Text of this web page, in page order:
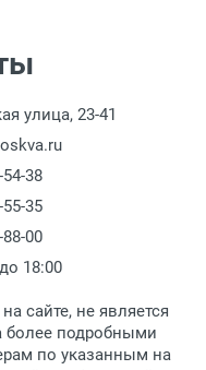
производится
на пункте
расчетный счет.
до 15:00, в
г. Москва,
17, корпус 1,
110-55-35.
в пункт
связывается с
о поступлении
при себе
улица, 23-41
38
35
00
18:00
сайте, не является
подробными
по указанным на